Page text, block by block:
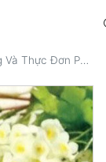
Đơn Phòng Chữa Trị